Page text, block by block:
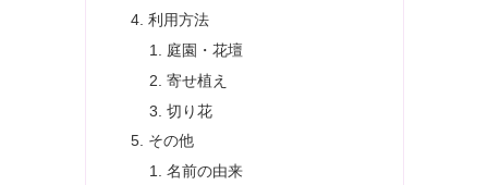
利用方法
庭園・花壇
寄せ植え
切り花
その他
名前の由来